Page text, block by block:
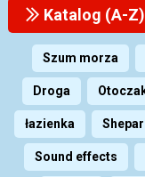
Katalog (A-Z)
Szum morza
Droga
łazienka
Sound effects